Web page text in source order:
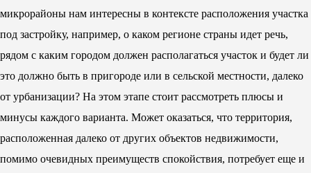
микрорайоны нам интересны в контексте расположения участка
под застройку, например, о каком регионе страны идет речь,
рядом с каким городом должен располагаться участок и будет ли
это должно быть в пригороде или в сельской местности, далеко
от урбанизации? На этом этапе стоит рассмотреть плюсы и
минусы каждого варианта. Может оказаться, что территория,
расположенная далеко от других объектов недвижимости,
помимо очевидных преимуществ спокойствия, потребует еще и